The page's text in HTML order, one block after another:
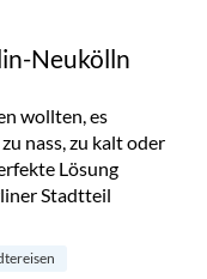
Neukölln
wollten, es
nass, zu kalt oder
Lösung
Stadtteil
in Berlin-Neukölln“